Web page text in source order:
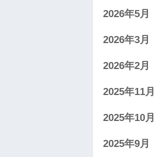
2026年5月
2026年3月
2026年2月
2025年11月
2025年10月
2025年9月